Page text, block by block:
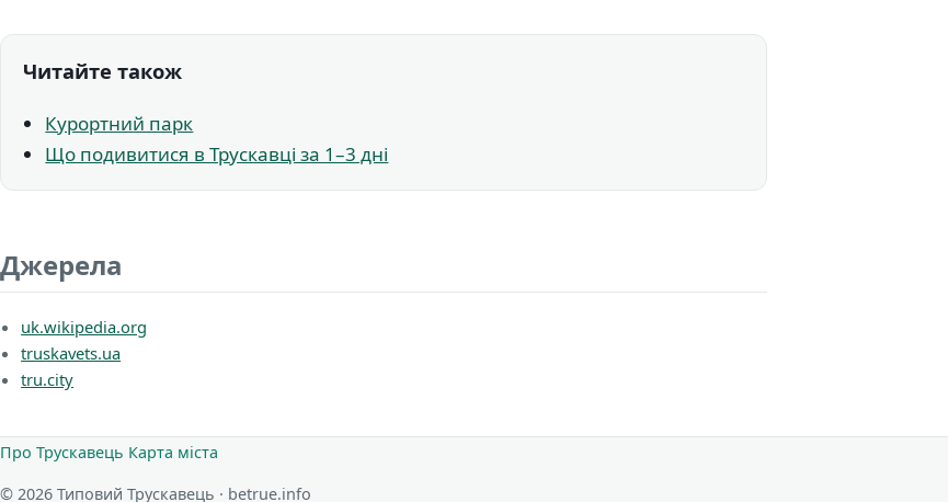
Читайте також
Курортний парк
Що подивитися в Трускавці за 1–3 дні
Джерела
uk.wikipedia.org
truskavets.ua
tru.city
Про Трускавець Карта міста
© 2026 Типовий Трускавець · betrue.info